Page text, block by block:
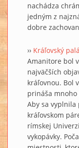
nachádza
jedným z
dobre
›› Kráľovský
Amanitore bol v
najväčších
kráľovnou. Bol
prináša
Aby sa vyplnila
kráľovskom
rímskej
vykopávky.